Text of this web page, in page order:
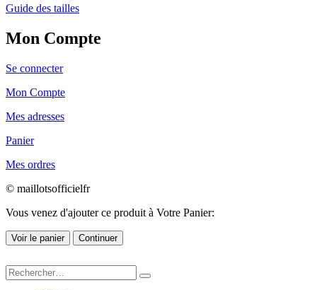
Guide des tailles
Mon Compte
Se connecter
Mon Compte
Mes adresses
Panier
Mes ordres
© maillotsofficielfr
Vous venez d'ajouter ce produit à Votre Panier:
Voir le panier Continuer